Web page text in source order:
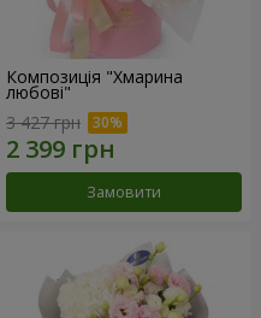
Композиція "Хмарина
любові"
3 427 грн
Замовити